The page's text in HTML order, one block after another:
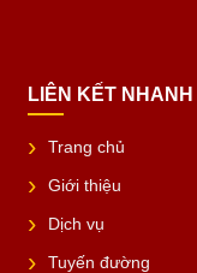
LIÊN KẾT NHANH
Trang chủ
Giới thiệu
Dịch vụ
Tuyến đường